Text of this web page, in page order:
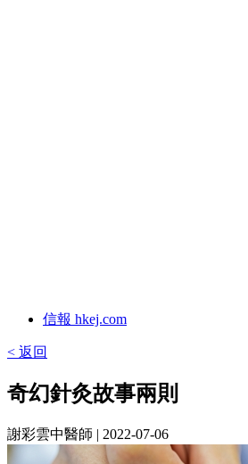
信報 hkej.com
< 返回
奇幻針灸故事兩則
謝彩雲中醫師 | 2022-07-06